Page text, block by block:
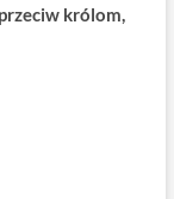
królom,